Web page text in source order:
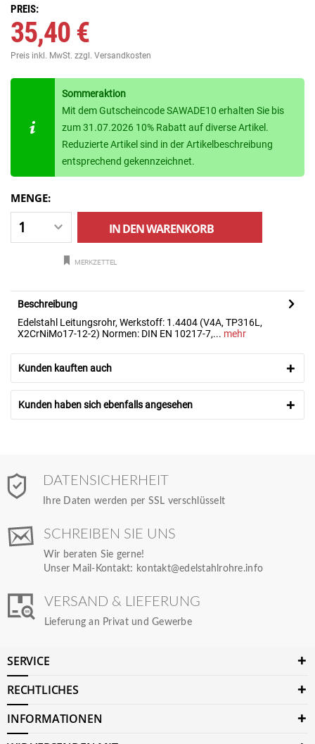
PREIS:
35,40 €
Preis inkl. MwSt. zzgl. Versandkosten
Sommeraktion
Mit dem Gutscheincode SAWADE10 erhalten Sie bis
zum 31.07.2026 10% Rabatt auf diverse Artikel.
Reduzierte Artikel sind in der Artikelbeschreibung
entsprechend gekennzeichnet.
MENGE:
IN DENWARENKORB
MERKZETTEL
Beschreibung
Edelstahl Leitungsrohr, Werkstoff: 1.4404 (V4A, TP316L,
X2CrNiMo17-12-2) Normen: DIN EN 10217-7,... mehr
Kunden kauften auch
Kunden haben sich ebenfalls angesehen
DATENSICHERHEIT
Ihre Daten werden per SSL verschlüsselt
SCHREIBEN SIE UNS
Wir beraten Sie gerne!
Unser Mail-Kontakt: kontakt@edelstahlrohre.info
VERSAND & LIEFERUNG
Lieferung an Privat und Gewerbe
SERVICE
RECHTLICHES
INFORMATIONEN